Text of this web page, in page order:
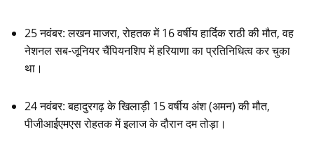
25 नवंबर: लखन माजरा, रोहतक में 16 वर्षीय हार्दिक राठी की मौत, वह
नेशनल सब-जूनियर चैंपियनशिप में हरियाणा का प्रतिनिधित्व कर चुका
था।
24 नवंबर: बहादुरगढ़ के खिलाड़ी 15 वर्षीय अंश (अमन) की मौत,
पीजीआईएमएस रोहतक में इलाज के दौरान दम तोड़ा।